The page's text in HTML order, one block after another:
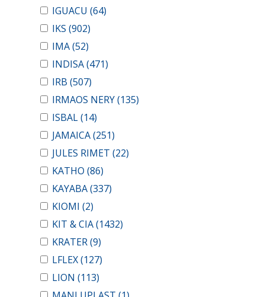
IGUACU (64)
IKS (902)
IMA(52)
INDISA(471)
IRB (507)
IRMAOS NERY(135)
ISBAL(14)
JAMAICA(251)
JULES RIMET (22)
KATHO (86)
KAYABA(337)
KIOMI (2)
KIT & CIA(1432)
KRATER(9)
LFLEX(127)
LION (113)